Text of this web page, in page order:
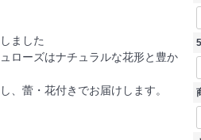
ました
ローズはナチュラルな花形と豊か
、蕾・花付きでお届けします。